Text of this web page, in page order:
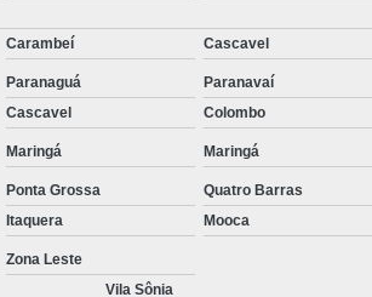
Empresa
Empresa
Empresa
Empresa
Empresa
Carambeí Cascavel
Paranaguá Paranavaí
Cascavel Colombo
Maringá Maringá
Ponta Grossa Quatro Barras
Itaquera Mooca
Zona Leste
Vila Sônia